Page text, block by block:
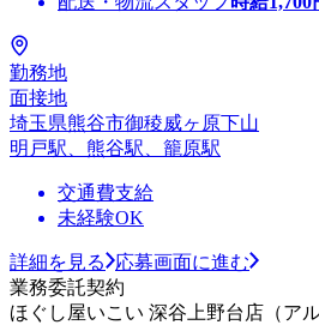
勤務地
面接地
埼玉県熊谷市御稜威ヶ原下山
明戸駅、熊谷駅、籠原駅
交通費支給
未経験OK
詳細を見る
応募画面に進む
業務委託契約
ほぐし屋いこい 深谷上野台店（ア